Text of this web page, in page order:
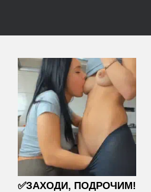
✅ЗАХОДИ, ПОДРОЧИМ!